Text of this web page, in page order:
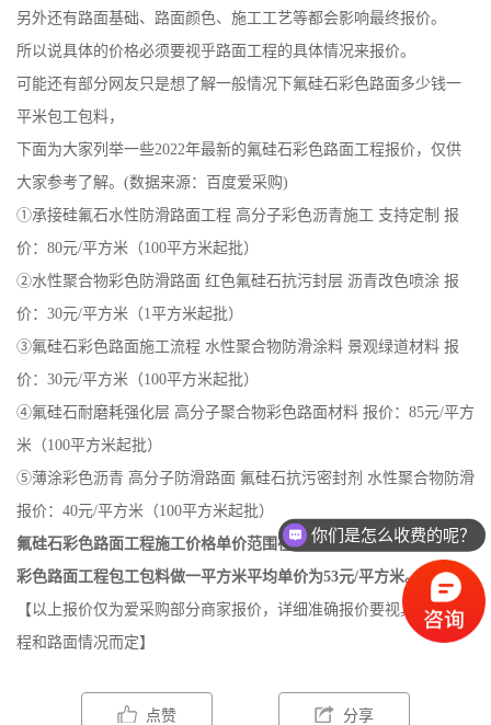
另外还有路面基础、路面颜色、施工工艺等都会影响最终报价。
所以说具体的价格必须要视乎路面工程的具体情况来报价。
可能还有部分网友只是想了解一般情况下氟硅石彩色路面多少钱一
平米包工包料，
下面为大家列举一些2022年最新的氟硅石彩色路面工程报价，仅供
大家参考了解。(数据来源：百度爱采购)
①承接硅氟石水性防滑路面工程 高分子彩色沥青施工 支持定制 报
价：80元/平方米（100平方米起批）
②水性聚合物彩色防滑路面 红色氟硅石抗污封层 沥青改色喷涂 报
价：30元/平方米（1平方米起批）
③氟硅石彩色路面施工流程 水性聚合物防滑涂料 景观绿道材料 报
价：30元/平方米（100平方米起批）
④氟硅石耐磨耗强化层 高分子聚合物彩色路面材料 报价：85元/平方
米（100平方米起批）
⑤薄涂彩色沥青 高分子防滑路面 氟硅石抗污密封剂 水性聚合物防滑
报价：40元/平方米（100平方米起批）
氟硅石彩色路面工程施工价格单价范围在30元-85元/平方米，氟硅石
彩色路面工程包工包料做一平方米平均单价为53元/平方米。
【以上报价仅为爱采购部分商家报价，详细准确报价要视具体的工
程和路面情况而定】
点赞 分享
你们是怎么收费的呢？